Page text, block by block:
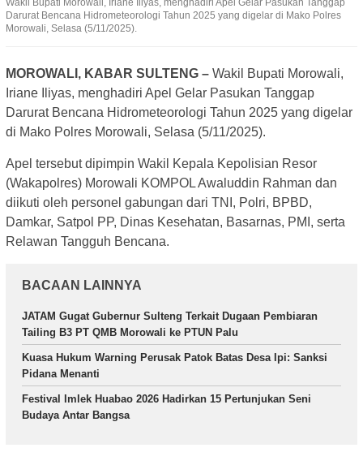
Wakil Bupati Morowali, Iriane Iliyas, menghadiri Apel Gelar Pasukan Tanggap
Darurat Bencana Hidrometeorologi Tahun 2025 yang digelar di Mako Polres
Morowali, Selasa (5/11/2025).
MOROWALI, KABAR SULTENG – Wakil Bupati Morowali,
Iriane Iliyas, menghadiri Apel Gelar Pasukan Tanggap
Darurat Bencana Hidrometeorologi Tahun 2025 yang digelar
di Mako Polres Morowali, Selasa (5/11/2025).
Apel tersebut dipimpin Wakil Kepala Kepolisian Resor
(Wakapolres) Morowali KOMPOL Awaluddin Rahman dan
diikuti oleh personel gabungan dari TNI, Polri, BPBD,
Damkar, Satpol PP, Dinas Kesehatan, Basarnas, PMI, serta
Relawan Tangguh Bencana.
BACAAN LAINNYA
JATAM Gugat Gubernur Sulteng Terkait Dugaan Pembiaran
Tailing B3 PT QMB Morowali ke PTUN Palu
Kuasa Hukum Warning Perusak Patok Batas Desa Ipi: Sanksi
Pidana Menanti
Festival Imlek Huabao 2026 Hadirkan 15 Pertunjukan Seni
Budaya Antar Bangsa